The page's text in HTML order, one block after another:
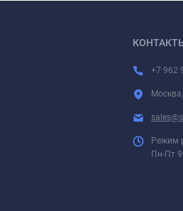
+7 962
Режим
Пн-Пт